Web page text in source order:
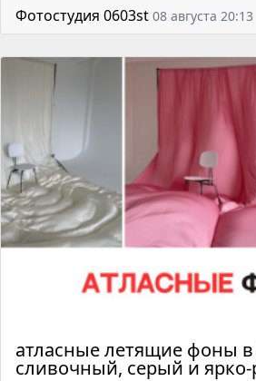
Фотостудия 0603st 08 августа 20:13
атласные летящие фоны
сливочный, серый и